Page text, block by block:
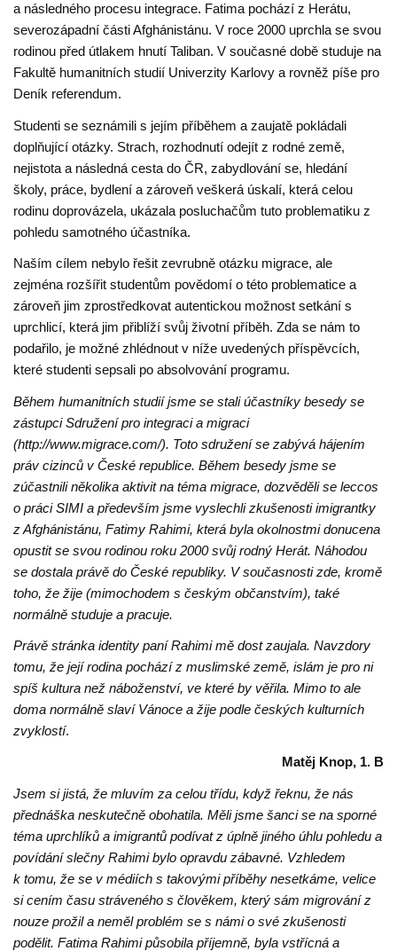
a následného procesu integrace. Fatima pochází z Herátu,
severozápadní části Afghánistánu. V roce 2000 uprchla se svou
rodinou před útlakem hnutí Taliban. V současné době studuje na
Fakultě humanitních studií Univerzity Karlovy a rovněž píše pro
Deník referendum.
Studenti se seznámili s jejím příběhem a zaujatě pokládali
doplňující otázky. Strach, rozhodnutí odejít z rodné země,
nejistota a následná cesta do ČR, zabydlování se, hledání
školy, práce, bydlení a zároveň veškerá úskalí, která celou
rodinu doprovázela, ukázala posluchačům tuto problematiku z
pohledu samotného účastníka.
Naším cílem nebylo řešit zevrubně otázku migrace, ale
zejména rozšířit studentům povědomí o této problematice a
zároveň jim zprostředkovat autentickou možnost setkání s
uprchlicí, která jim přiblíží svůj životní příběh. Zda se nám to
podařilo, je možné zhlédnout v níže uvedených příspěvcích,
které studenti sepsali po absolvování programu.
Během humanitních studií jsme se stali účastníky besedy se
zástupci Sdružení pro integraci a migraci
(http://www.migrace.com/). Toto sdružení se zabývá hájením
práv cizinců v České republice. Během besedy jsme se
zúčastnili několika aktivit na téma migrace, dozvěděli se leccos
o práci SIMI a především jsme vyslechli zkušenosti imigrantky
z Afghánistánu, Fatimy Rahimi, která byla okolnostmi donucena
opustit se svou rodinou roku 2000 svůj rodný Herát. Náhodou
se dostala právě do České republiky. V současnosti zde, kromě
toho, že žije (mimochodem s českým občanstvím), také
normálně studuje a pracuje.
Právě stránka identity paní Rahimi mě dost zaujala. Navzdory
tomu, že její rodina pochází z muslimské země, islám je pro ni
spíš kultura než náboženství, ve které by věřila. Mimo to ale
doma normálně slaví Vánoce a žije podle českých kulturních
zvyklostí.
Matěj Knop, 1. B
Jsem si jistá, že mluvím za celou třídu, když řeknu, že nás
přednáška neskutečně obohatila. Měli jsme šanci se na sporné
téma uprchlíků a imigrantů podívat z úplně jiného úhlu pohledu a
povídání slečny Rahimi bylo opravdu zábavné. Vzhledem
k tomu, že se v médiích s takovými příběhy nesetkáme, velice
si cením času stráveného s člověkem, který sám migrování z
nouze prožil a neměl problém se s námi o své zkušenosti
podělit. Fatima Rahimi působila příjemně, byla vstřícná a